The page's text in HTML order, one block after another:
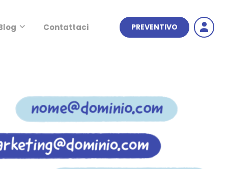
Contattaci PREVENTIVO